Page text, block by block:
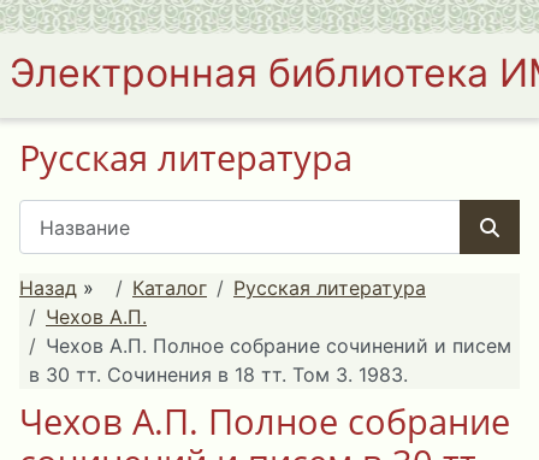
Электронная библиотека
Русская литература
Назад » Каталог
Русская литература
Чехов А.П.
Чехов А.П. Полное собрание сочинений и писем
в 30 тт. Сочинения в 18 тт. Том 3. 1983.
Чехов А.П. Полное собрание